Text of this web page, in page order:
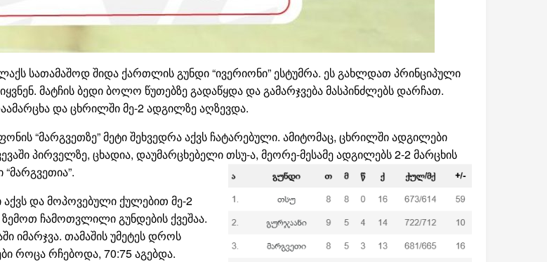
სათამაშოდ შიდა ქართლის გუნდი “ივერიონი” ესტუმრა. ეს გახლდათ პრინციპული
მატჩის ბედი ბოლო წუთებზე გადაწყდა და გამარჯვება მასპინძლებს დარჩათ.
და ცხრილში მე-2 ადგილზე აღზევდა.
“მარგვეთზე” მეტი შეხვედრა აქვს ჩატარებული. ამიტომაც, ცხრილში ადგილები
პირველზე, ცხადია, დაუმარცხებელი თსუ-ა, მეორე-მესამე ადგილებს 2-2 მარცხის
აქვს და მოპოვებული ქულებით მე-2
ჩამოთვლილი გუნდების ქვეშაა.
იმარჯვა. თამაშის უმეტეს დროს
როცა რჩებოდა, 70:75 აგებდა.